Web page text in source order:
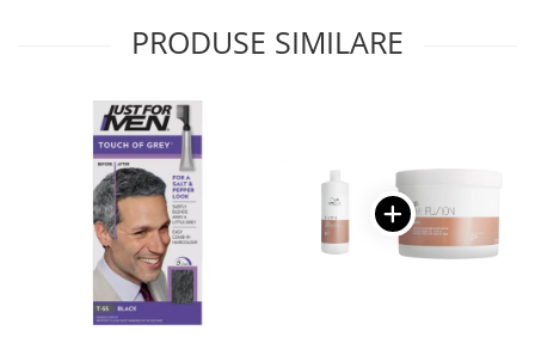
PRODUSE SIMILARE